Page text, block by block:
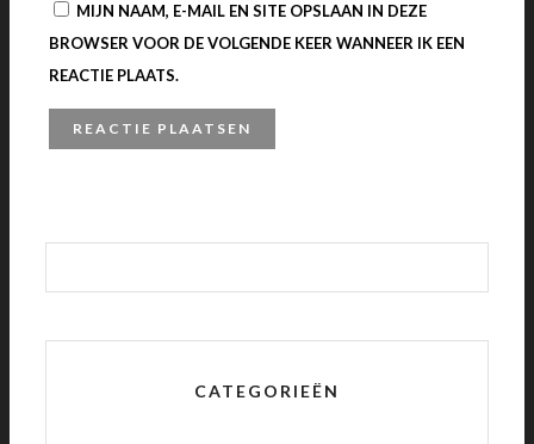
MIJN NAAM, E-MAIL EN SITE OPSLAAN IN DEZE
BROWSER VOOR DE VOLGENDE KEER WANNEER IK EEN
REACTIE PLAATS.
CATEGORIEËN